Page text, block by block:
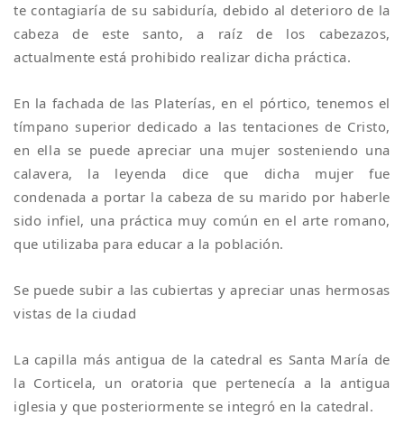
te contagiaría de su sabiduría, debido al deterioro de la
cabeza de este santo, a raíz de los cabezazos,
actualmente está prohibido realizar dicha práctica.
En la fachada de las Platerías, en el pórtico, tenemos el
tímpano superior dedicado a las tentaciones de Cristo,
en ella se puede apreciar una mujer sosteniendo una
calavera, la leyenda dice que dicha mujer fue
condenada a portar la cabeza de su marido por haberle
sido infiel, una práctica muy común en el arte romano,
que utilizaba para educar a la población.
Se puede subir a las cubiertas y apreciar unas hermosas
vistas de la ciudad
La capilla más antigua de la catedral es Santa María de
la Corticela, un oratoria que pertenecía a la antigua
iglesia y que posteriormente se integró en la catedral.